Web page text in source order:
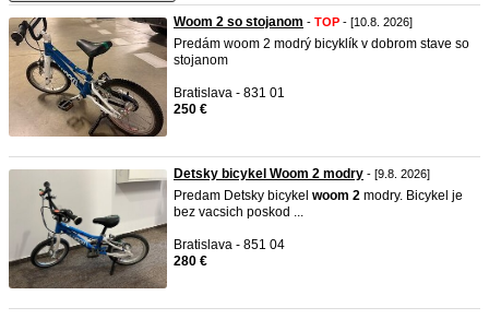
Woom 2 so stojanom - TOP - [10.8. 2026]
Predám woom 2 modrý bicyklík v dobrom stave so
stojanom
Bratislava - 831 01
250 €
Detsky bicykel Woom 2 modry - [9.8. 2026]
Predam Detsky bicykel woom 2 modry. Bicykel je
bez vacsich poskod ...
Bratislava - 851 04
280 €